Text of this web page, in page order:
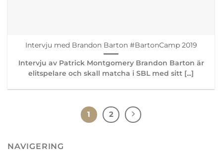
Intervju med Brandon Barton #BartonCamp 2019
Intervju av Patrick Montgomery Brandon Barton är
elitspelare och skall matcha i SBL med sitt [...]
1 2
NAVIGERING